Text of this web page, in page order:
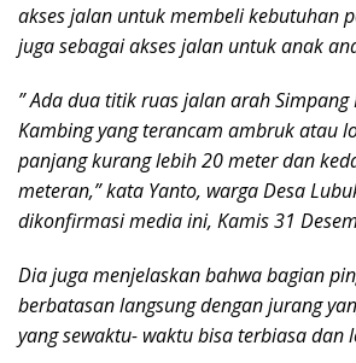
akses jalan untuk membeli kebutuhan
juga sebagai akses jalan untuk anak
” Ada dua titik ruas jalan arah
Kambing yang terancam ambruk atau
panjang kurang lebih 20 meter dan
meteran,” kata Yanto, warga Desa
dikonfirmasi media ini, Kamis 31
Dia juga menjelaskan bahwa bagian
berbatasan langsung dengan jurang
yang sewaktu- waktu bisa terbiasa dan